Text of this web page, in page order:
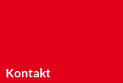
Kontakt